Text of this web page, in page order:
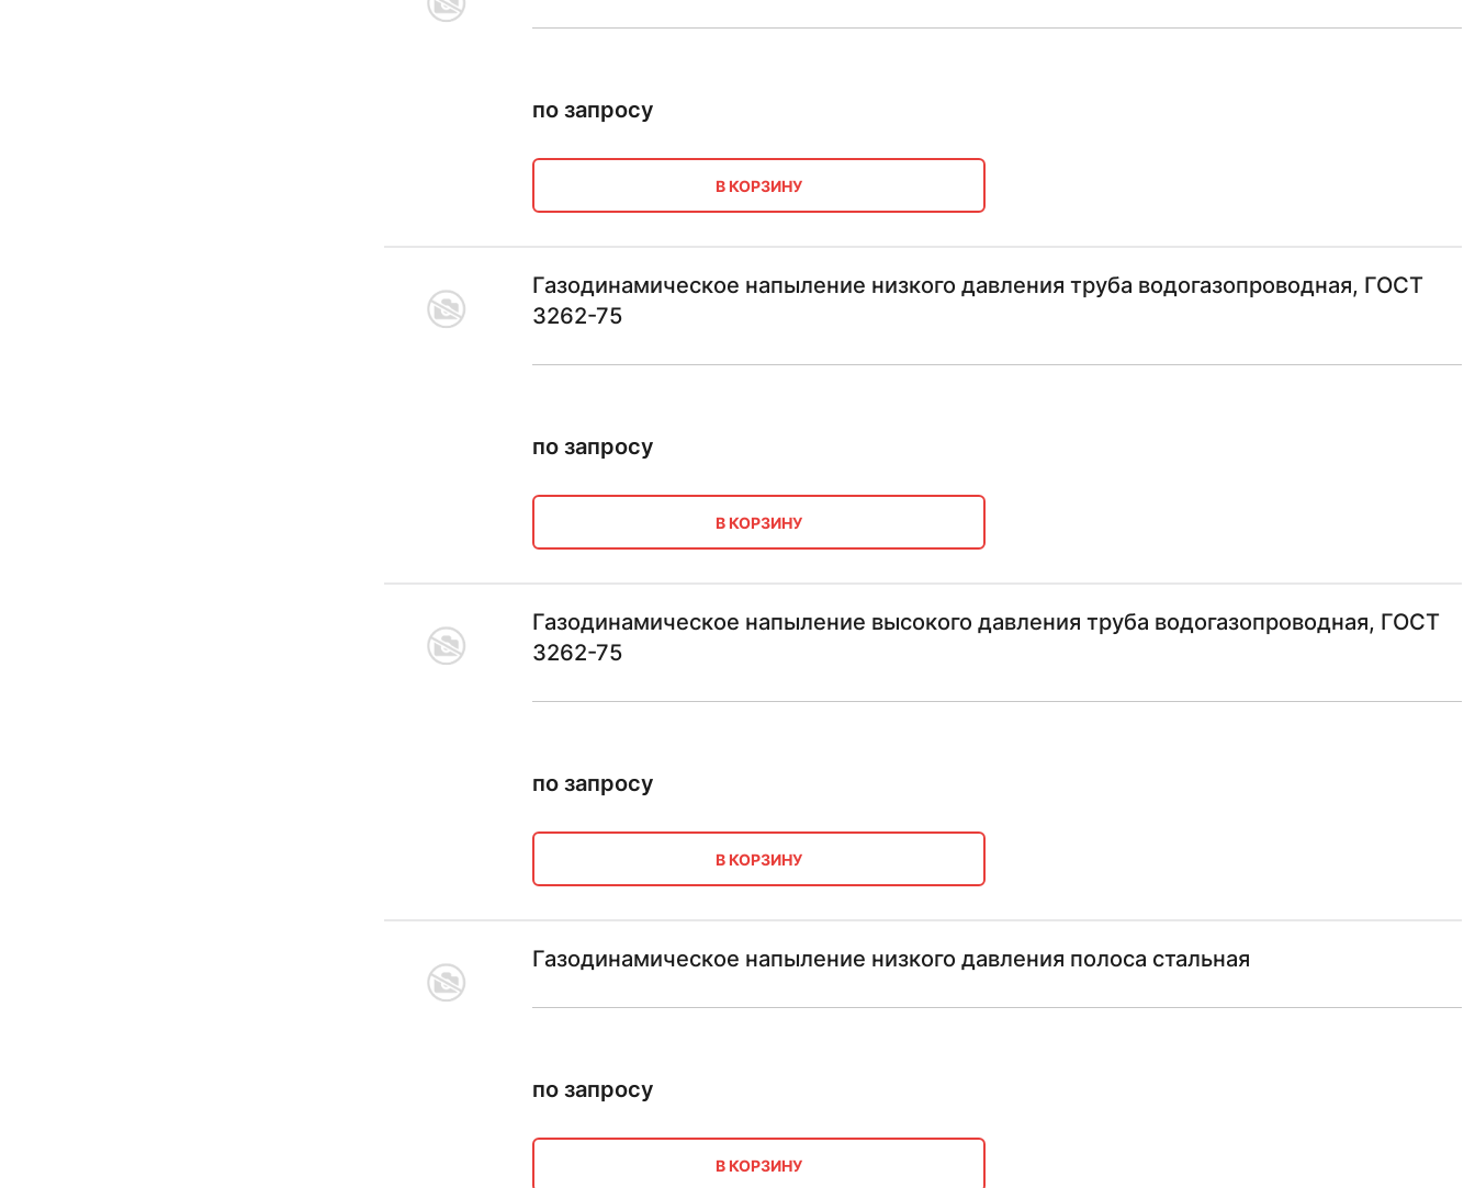
по запросу
В КОРЗИНУ
Газодинамическое напыление низкого давления труба водогазопроводная, ГОСТ
3262-75
по запросу
В КОРЗИНУ
Газодинамическое напыление высокого давления труба водогазопроводная, ГОСТ
3262-75
по запросу
В КОРЗИНУ
Газодинамическое напыление низкого давления полоса стальная
по запросу
В КОРЗИНУ